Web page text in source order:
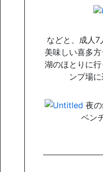
などと、成人7
美味しい喜多
湖のほとりに
ンプ場
夜
ベン